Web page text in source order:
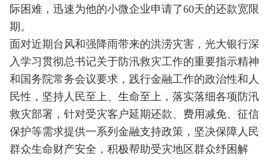
际困难，迅速为他的小微企业申请了60天的还款宽限
期。
面对近期台风和强降雨带来的洪涝灾害，光大银行深
入学习贯彻总书记关于防汛救灾工作的重要指示精神
和国务院常务会议要求，践行金融工作的政治性和人
民性，坚持人民至上、生命至上，落实落细各项防汛
救灾部署，针对受灾客户延期还款、费用减免、征信
保护等需求提供一系列金融支持政策，坚决保障人民
群众生命财产安全，积极帮助受灾地区群众纾困解